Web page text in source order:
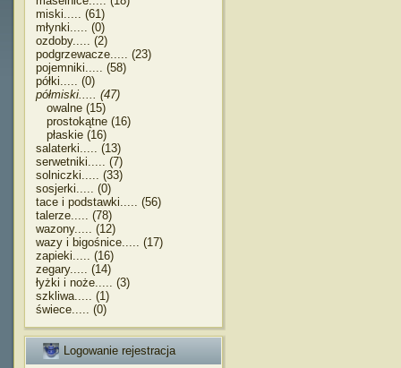
miski..... (61)
młynki..... (0)
ozdoby..... (2)
podgrzewacze..... (23)
pojemniki..... (58)
półki..... (0)
półmiski..... (47)
owalne (15)
prostokątne (16)
płaskie (16)
salaterki..... (13)
serwetniki..... (7)
solniczki..... (33)
sosjerki..... (0)
tace i podstawki..... (56)
talerze..... (78)
wazony..... (12)
wazy i bigośnice..... (17)
zapieki..... (16)
zegary..... (14)
łyżki i noże..... (3)
szkliwa..... (1)
świece..... (0)
Logowanie rejestracja